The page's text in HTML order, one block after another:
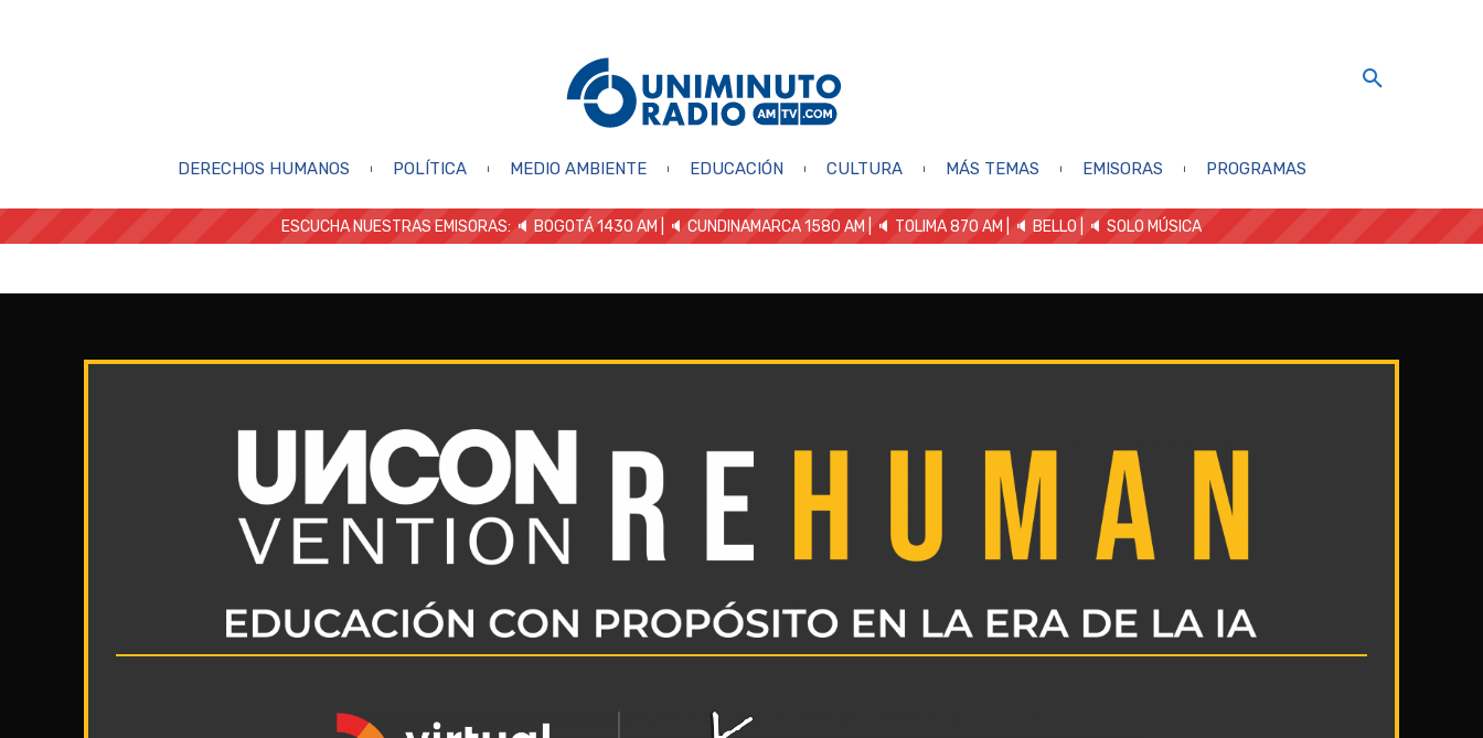
DERECHOS HUMANOS POLÍTICA MEDIO AMBIENTE EDUCACIÓN CULTURA MÁS TEMAS EMISORAS PROGRAMAS
ESCUCHA NUESTRAS EMISORAS: 🔈 BOGOTÁ 1430 AM | 🔈 CUNDINAMARCA 1580 AM | 🔈 TOLIMA 870 AM | 🔈 BELLO 🔈 SOLO MÚSICA